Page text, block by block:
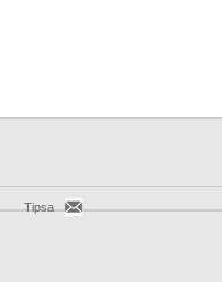
Tipsa